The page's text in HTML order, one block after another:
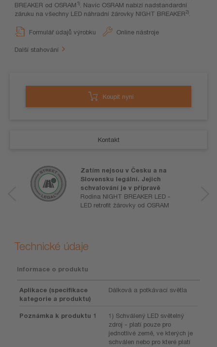
BREAKER od OSRAM1)
. Navíc OSRAM nabízí nadstandardní
záruku na všechny LED náhradní žárovky NIGHT BREAKER2)
Formulář údajů výrobku Online nástroje
Další stahování
Koupit nyní
Kontakt
Zatím nejsou v Česku a na
Slovensku legální. Jejich
schvalování je v přípravě
Rodina NIGHT BREAKER LED -
LED retrofit žárovky od OSRAM
Technické údaje
Informace o produktu
Aplikace (specifikace
kategorie a produktu)
Dálková a potkávací světla
Poznámka k produktu 1
1) Schválený LED světelný
zdroj - platí pouze pro
jednotlivé země, ve kterých je
schválen nebo pro které platí